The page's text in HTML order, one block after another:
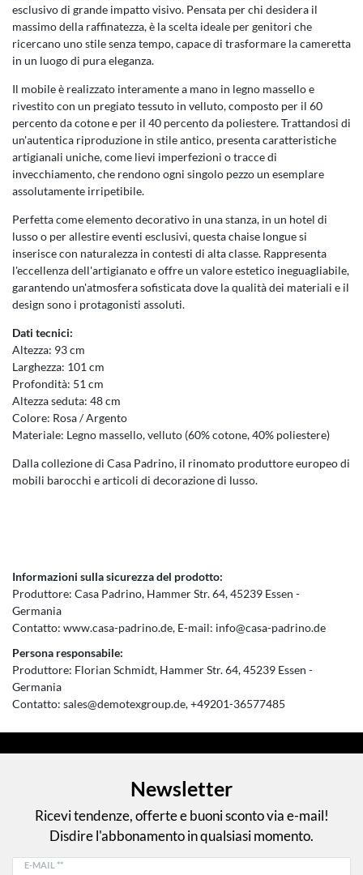
esclusivo di grande impatto visivo. Pensata per chi desidera il
massimo della raffinatezza, è la scelta ideale per genitori che
ricercano uno stile senza tempo, capace di trasformare la cameretta
in un luogo di pura eleganza.
Il mobile è realizzato interamente a mano in legno massello e
rivestito con un pregiato tessuto in velluto, composto per il 60
percento da cotone e per il 40 percento da poliestere. Trattandosi di
un'autentica riproduzione in stile antico, presenta caratteristiche
artigianali uniche, come lievi imperfezioni o tracce di
invecchiamento, che rendono ogni singolo pezzo un esemplare
assolutamente irripetibile.
Perfetta come elemento decorativo in una stanza, in un hotel di
lusso o per allestire eventi esclusivi, questa chaise longue si
inserisce con naturalezza in contesti di alta classe. Rappresenta
l'eccellenza dell'artigianato e offre un valore estetico ineguagliabile,
garantendo un'atmosfera sofisticata dove la qualità dei materiali e il
design sono i protagonisti assoluti.
Dati tecnici:
Altezza: 93 cm
Larghezza: 101 cm
Profondità: 51 cm
Altezza seduta: 48 cm
Colore: Rosa / Argento
Materiale: Legno massello, velluto (60% cotone, 40% poliestere)
Dalla collezione di Casa Padrino, il rinomato produttore europeo di
mobili barocchi e articoli di decorazione di lusso.
Informazioni sulla sicurezza del prodotto:
Produttore: Casa Padrino Hammer Str.64 45239 Essen
Germania
Contatto: www.casa-padrino.de E-mail: info@casa-padrino.de
Persona responsabile:
Produttore: Florian Schmidt Hammer Str.64 45239 Essen
Germania
Contatto: sales@demotexgroup.de +49201-36577485
Newsletter
Ricevi tendenze, offerte e buoni sconto via e-mail!
Disdire l'abbonamento in qualsiasi momento.
E-MAIL **